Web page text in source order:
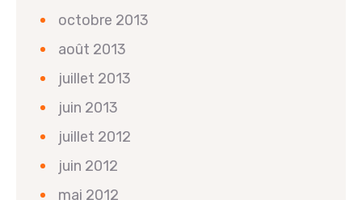
octobre 2013
août 2013
juillet 2013
juin 2013
juillet 2012
juin 2012
mai 2012